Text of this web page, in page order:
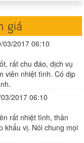
giá
03/2017 06:10
rất chu đáo, dịch vụ
viên nhiệt tình. Có dịp
2017 06:10
rất nhiệt tình, thân
khẩu vị. Nói chung mọi